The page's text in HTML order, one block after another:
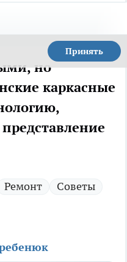
Принять
но
каркасные
Ремонт
Советы